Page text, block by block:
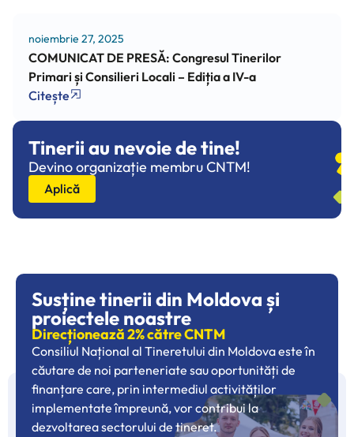
noiembrie 27, 2025
COMUNICAT DE PRESĂ: Congresul Tinerilor
Primari și Consilieri Locali – Ediția a IV-a
Citește
Tinerii au nevoie de tine!
Devino organizație membru CNTM!
Aplică
Susține tinerii din Moldova și
proiectele noastre
Direcționează 2% către CNTM
Consiliul Național al Tineretului din Moldova este în
căutare de noi parteneriate sau oportunități de
finanțare care, prin intermediul activităților
implementate împreună, vor contribui la
dezvoltarea sectorului de tineret.